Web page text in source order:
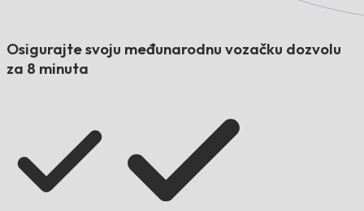
Osigurajte svoju međunarodnu vozačku dozvolu
za 8 minuta